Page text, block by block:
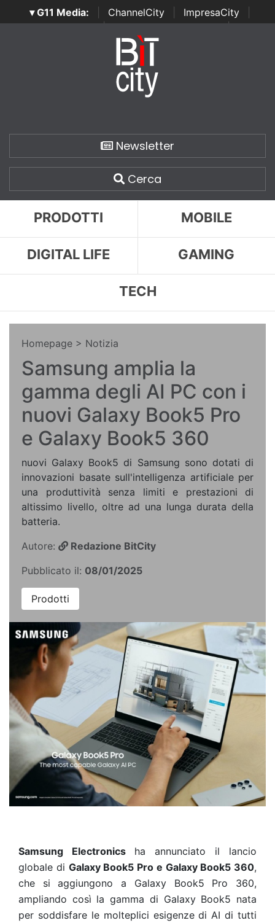
▾ G11 Media: ChannelCity ImpresaCity
SecurityOpenLab | Italian Channel Awards | Italian
Italian Security Awards
Newsletter
Cerca
PRODOTTI MOBILE
DIGITAL LIFE GAMING
TECH
Homepage > Notizia
Samsung amplia la
gamma degli AI PC con i
nuovi Galaxy Book5 Pro
e Galaxy Book5 360
nuovi Galaxy Book5 di Samsung sono dotati di
innovazioni basate sull'intelligenza artificiale per
una produttività senza limiti e prestazioni di
altissimo livello, oltre ad una lunga durata della
batteria.
Autore:
Redazione BitCity
Pubblicato il: 08/01/2025
Prodotti
Samsung Electronics ha annunciato il lancio
globale di Galaxy Book5 Pro e Galaxy Book5 360,
che si aggiungono a Galaxy Book5 Pro 360,
ampliando così la gamma di Galaxy Book5 nata
per soddisfare le molteplici esigenze di AI di tutti